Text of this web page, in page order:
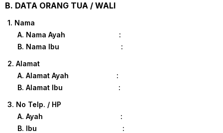
B. DATA ORANG TUA / WALI
1. Nama
A. Nama Ayah :
B. Nama Ibu :
2. Alamat
A. Alamat Ayah :
B. Alamat Ibu :
3. No Telp. / HP
A. Ayah :
B. Ibu :